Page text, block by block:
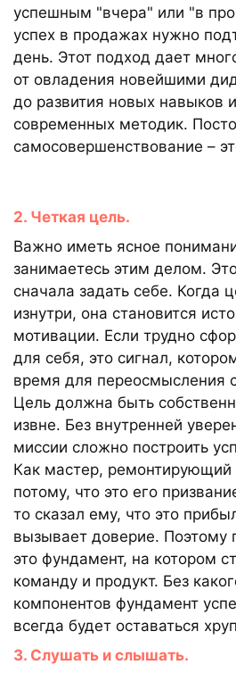
успешным "вчера" или "в
успех в продажах нужно
день. Этот подход дает
от овладения новейшими
до развития новых навыков
современных методик.
самосовершенствование –
2. Четкая цель.
Важно иметь ясное
занимаетесь этим делом.
сначала задать себе. Когда
изнутри, она становится
мотивации. Если трудно
для себя, это сигнал,
время для переосмысления
Цель должна быть
извне. Без внутренней
миссии сложно построить
Как мастер,
потому, что это его
то сказал ему, что это
вызывает доверие. Поэтому
это фундамент, на котором
команду и продукт. Без
компонентов фундамент
всегда будет оставаться
3. Слушать и слышать.